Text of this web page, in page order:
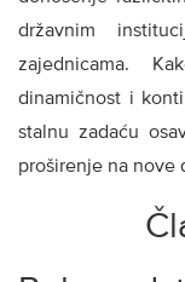
državnim
zajednicama.
dinamičnost i
stalnu zadaću
proširenje na nove